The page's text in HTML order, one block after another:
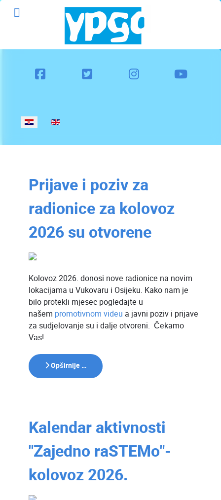
Odaberite svoj jezik
Prijave i poziv za
radionice za kolovoz
2026 su otvorene
Kolovoz 2026. donosi nove radionice na novim
lokacijama u Vukovaru i Osijeku. Kako nam je
bilo protekli mjesec pogledajte u
našem promotivnom videu a javni poziv i prijave
za sudjelovanje su i dalje otvoreni. Čekamo
Vas!
Opširnije …
Kalendar aktivnosti
"Zajedno raSTEMo"-
kolovoz 2026.